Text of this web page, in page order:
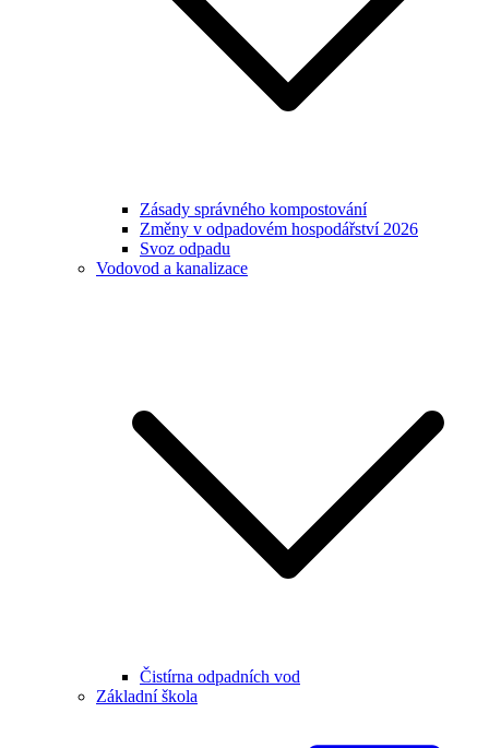
Zásady správného kompostování
Změny v odpadovém hospodářství 2026
Svoz odpadu
Vodovod a kanalizace
Čistírna odpadních vod
Základní škola